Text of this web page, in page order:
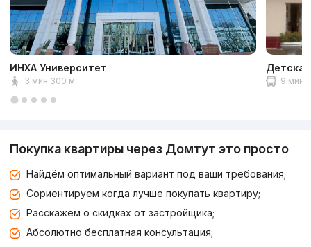
ИНХА Университет
3 мин 300 м 9 мин
Покупка квартиры через Домтут это просто
Найдём оптимальный вариант под ваши требования;
Сориентируем когда лучше покупать квартиру;
Расскажем о скидках от застройщика;
Абсолютно бесплатная консультация;